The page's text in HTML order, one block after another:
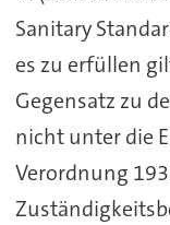
Sanitary
es zu erfüllen
Gegensatz zu
nicht unter die
Verordnung